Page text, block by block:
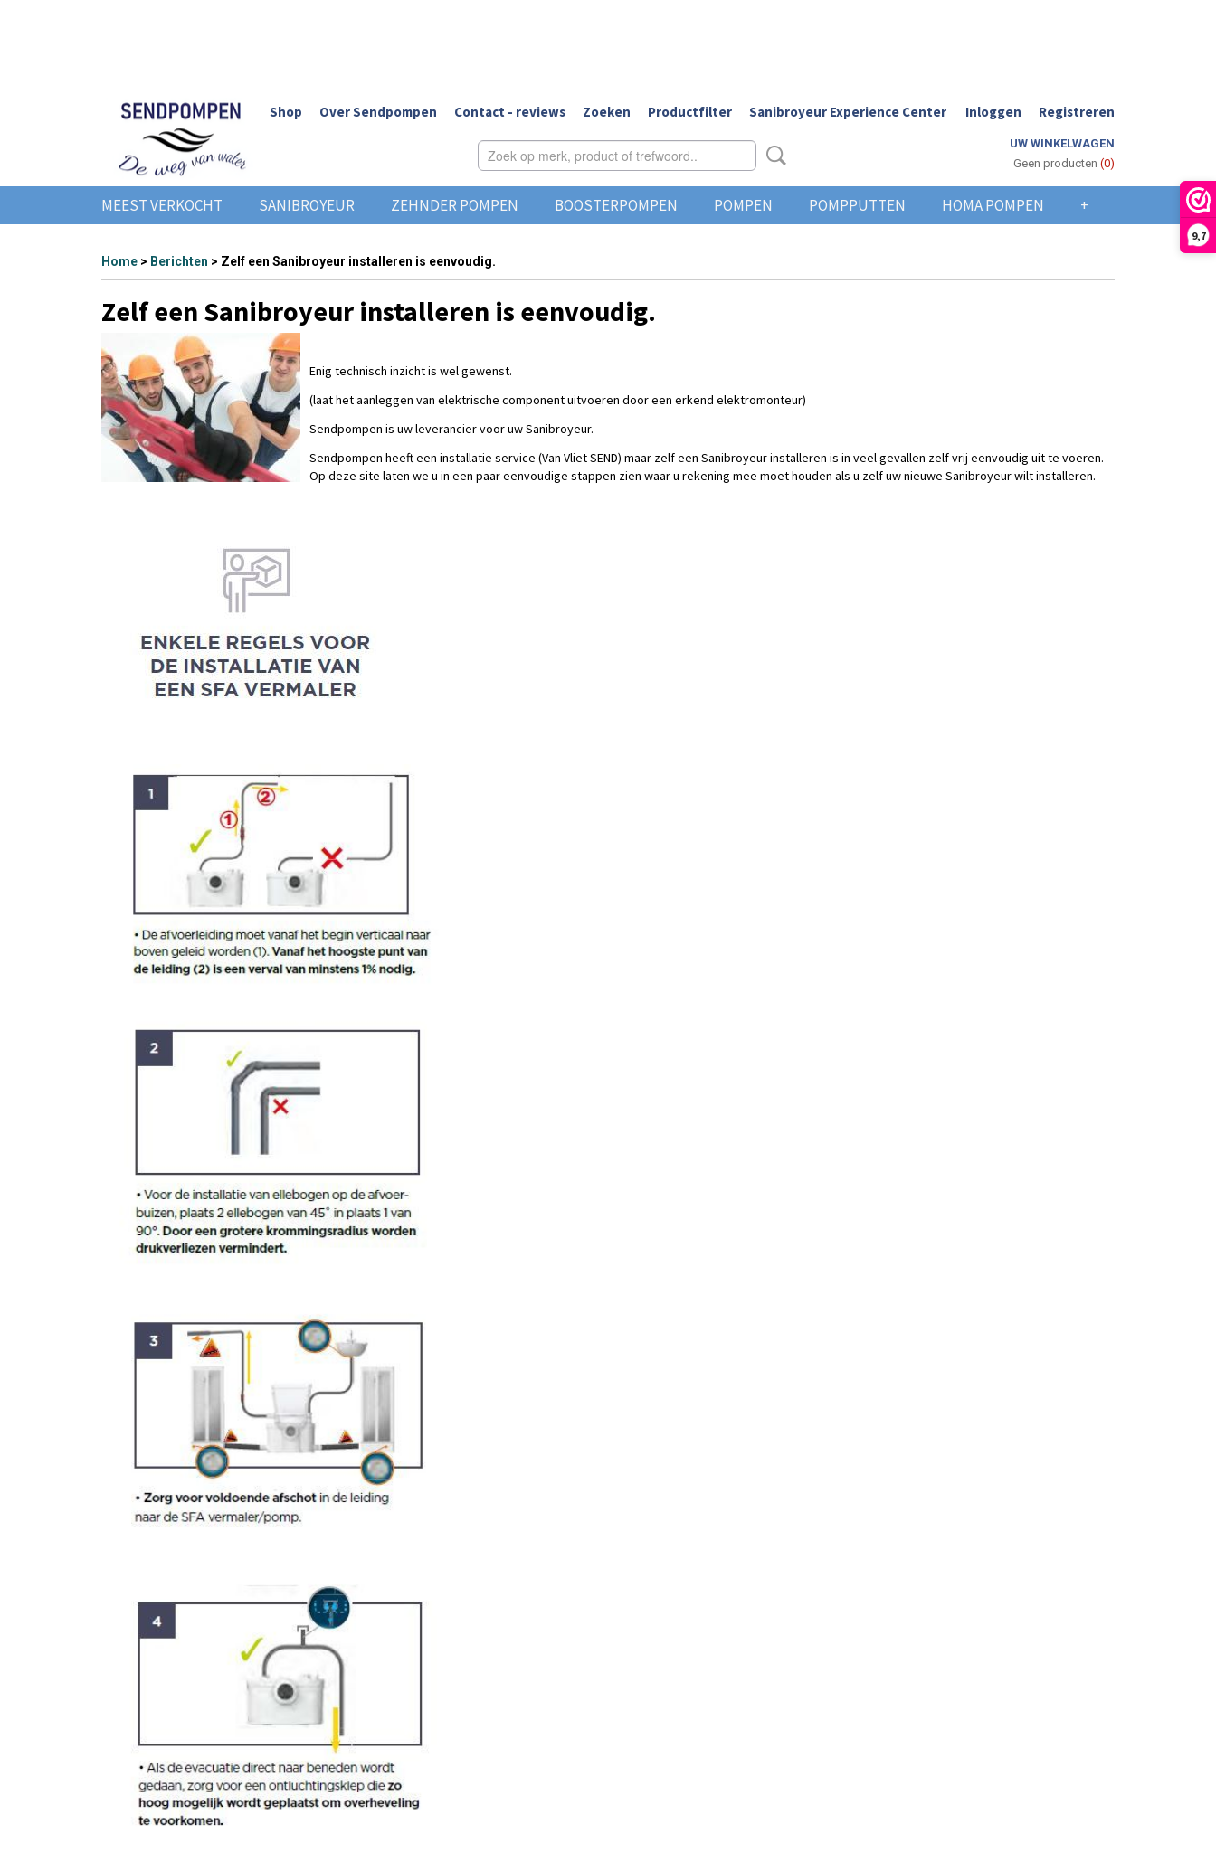
9,7
Shop Over Sendpompen Contact - reviews Zoeken Productfilter Sanibroyeur Experience Center Inloggen Registreren
UW WINKELWAGEN
Geen producten (0)
MEEST VERKOCHT SANIBROYEUR ZEHNDER POMPEN BOOSTERPOMPEN POMPEN POMPPUTTEN HOMA POMPEN +
Home > Berichten > Zelf een Sanibroyeur installeren is eenvoudig.
Zelf een Sanibroyeur installeren is eenvoudig.
Enig technisch inzicht is wel gewenst.
(laat het aanleggen van elektrische component uitvoeren door een erkend elektromonteur)
Sendpompen is uw leverancier voor uw Sanibroyeur.
Sendpompen heeft een installatie service (Van Vliet SEND) maar zelf een Sanibroyeur installeren is in veel gevallen zelf vrij eenvoudig uit te voeren.
Op deze site laten we u in een paar eenvoudige stappen zien waar u rekening mee moet houden als u zelf uw nieuwe Sanibroyeur wilt installeren.